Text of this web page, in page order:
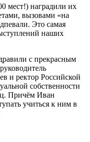
мест!) наградили их
вызовами «на
Это самая
наших
с прекрасным
и ректор Российской
собственности
Причём Иван
учиться к ним в